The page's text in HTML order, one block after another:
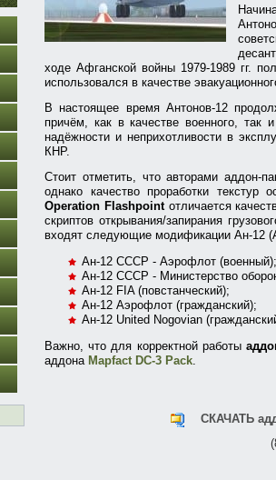
ходе Афганской войны 1979-1989 гг.
использовался в качестве
В настоящее время Антонов-12
причём, как в качестве военного, так
надёжности и неприхотливости в
КНР.
Стоит отметить, что авторами аддон-
однако качество проработки
Operation Flashpointотличается
скриптов открывания/запирания
входят следующие модификации Ан-12
Ан-12 СССР - Аэрофлот (военный);
Ан-12 СССР - Министерство
Ан-12 FIA (повстанческий);
Ан-12 Аэрофлот (гражданский);
Ан-12 United Nogovian
Важно, что для корректной работы
аддона Mapfact DC-3 Pack.
СКАЧАТЬ